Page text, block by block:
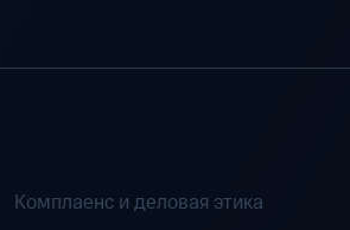
Комплаенс и деловая этика